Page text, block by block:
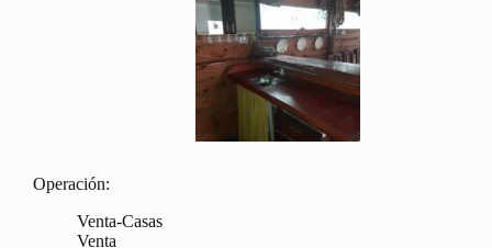
Operación:
Venta-Casas
Venta